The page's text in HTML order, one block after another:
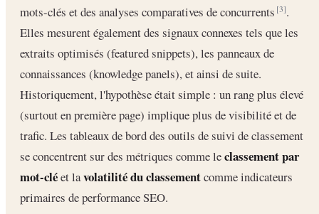
mots-clés et des analyses comparatives de concurrents[3].
Elles mesurent également des signaux connexes tels que les
extraits optimisés (featured snippets), les panneaux de
connaissances (knowledge panels), et ainsi de suite.
Historiquement, l'hypothèse était simple : un rang plus élevé
(surtout en première page) implique plus de visibilité et de
trafic. Les tableaux de bord des outils de suivi de classement
se concentrent sur des métriques comme leclassement par
mot-cléet lavolatilité du classementcomme indicateurs
primaires de performance SEO.